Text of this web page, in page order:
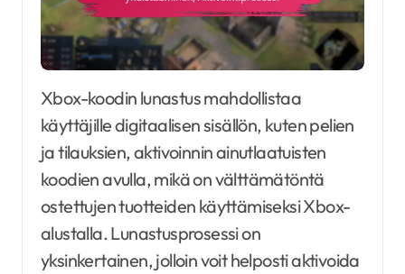
Xbox-koodin lunastus mahdollistaa
käyttäjille digitaalisen sisällön, kuten pelien
ja tilauksien, aktivoinnin ainutlaatuisten
koodien avulla, mikä on välttämätöntä
ostettujen tuotteiden käyttämiseksi Xbox-
alustalla. Lunastusprosessi on
yksinkertainen, jolloin voit helposti aktivoida